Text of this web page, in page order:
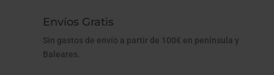
Envíos Gratis
Sin gastos de envío a partir de 100€ en península y
Baleares.